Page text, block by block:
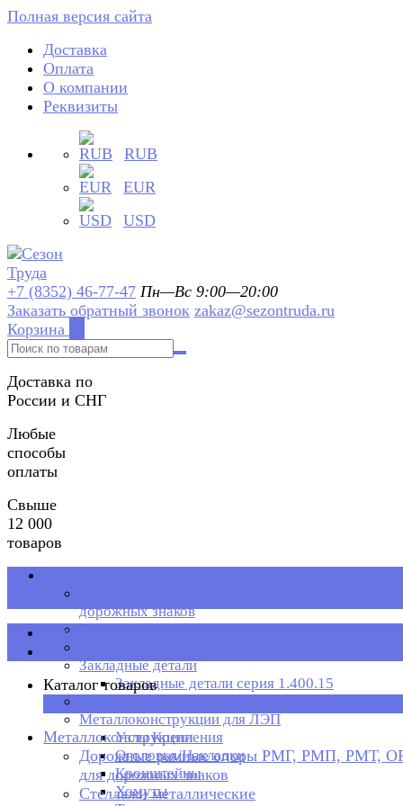
Полная версия сайта
Доставка
Оплата
О компании
Реквизиты
RUB
EUR
USD
+7 (8352) 46-77-47 Пн—Вс 9:00—20:00
Заказать обратный звонок zakaz@sezontruda.ru
Корзина
Доставка по
России и СНГ
Любые
способы
оплаты
Свыше
12 000
товаров
дорожных знаков
Стеллажи металлические
Закладные детали
Закладные детали серия 1.400.15
Металлоконструкции для ЛЭП
Узлы Крепления
Оголовья/Накладки
Кронштейны
Хомуты
Каталог товаров
Каталог товаров
Металлоконструкции
Дорожные рамные опоры РМГ, РМП, РМТ,
для дорожных знаков
Стеллажи металлические